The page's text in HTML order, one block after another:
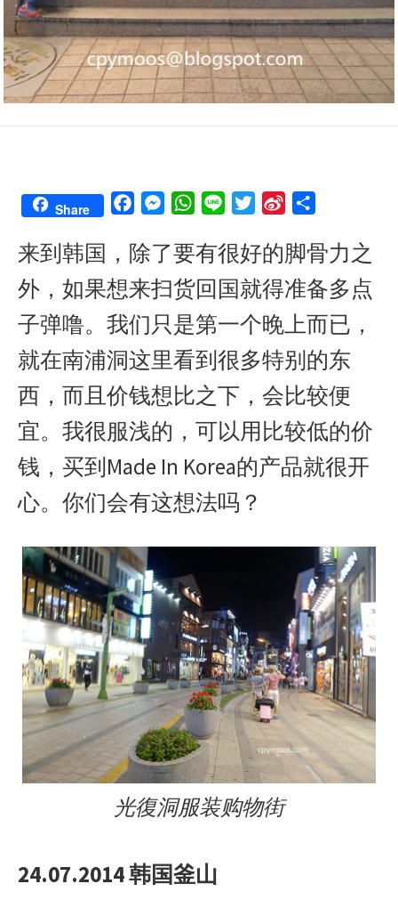
Share
c
b
o
k
s
e
n
e
r
W
a
s
A
p
n
i
t
e
n
W
b
o
a
e
来到韩国，除了要有很好的脚骨力之
外，如果想来扫货回国就得准备多点
子弹噜。我们只是第一个晚上而已，
就在南浦洞这里看到很多特别的东
西，而且价钱想比之下，会比较便
宜。我很服浅的，可以用比较低的价
钱，买到Made In Korea的产品就很开
心。你们会有这想法吗？
光復洞服装购物街
24.07.2014 韩国釜山